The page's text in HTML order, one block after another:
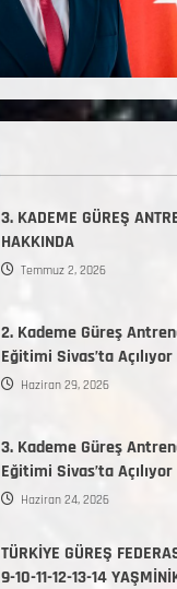
ŞAMPİYONASI İLLERE
KONTENJAN VE TEKNİK
HAKKINDA
Haziran 12, 2026
2. Kademe Antrenörlük
3. KADEME GÜREŞ
HAKKINDA
Temmuz 2, 2026
2. Kademe Güreş
Eğitimi Sivas’ta Açılıyor
Haziran 29, 2026
3. Kademe Güreş
Eğitimi Sivas’ta Açılıyor
Haziran 24, 2026
TÜRKİYE GÜREŞ
9-10-11-12-13-14